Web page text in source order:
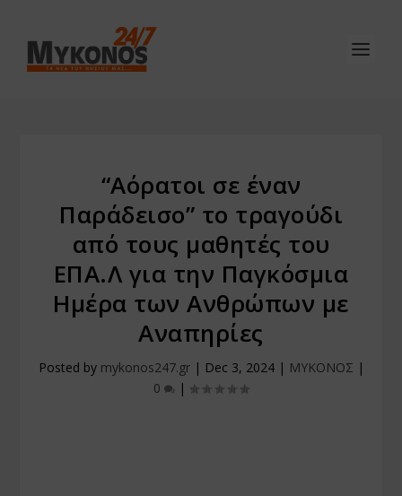
“Αόρατοι σε έναν
Παράδεισο” το τραγούδι
από τους μαθητές του
ΕΠΑ.Λ για την Παγκόσμια
Ημέρα των Ανθρώπων με
Αναπηρίες
Posted by mykonos247.gr| Dec 3, 2024| ΜΥΚΟΝΟΣ |
0
|